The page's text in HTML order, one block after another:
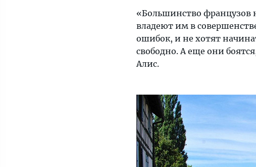
«Большинство французов
владеют им в
ошибок, и не хотят
свободно. А еще они
Алис.